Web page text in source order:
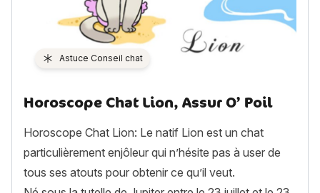
Astuce Conseil chat
Horoscope Chat Lion, Assur O’ Poil
Horoscope Chat Lion: Le natif Lion est un chat
particulièrement enjôleur qui n’hésite pas à user de
tous ses atouts pour obtenir ce qu’il veut.